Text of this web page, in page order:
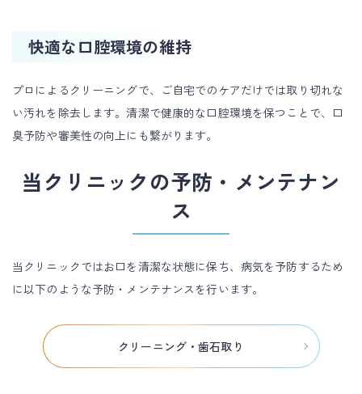
快適な口腔環境の維持
プロによるクリーニングで、ご自宅でのケアだけでは取り切れな
い汚れを除去します。清潔で健康的な口腔環境を保つことで、口
臭予防や審美性の向上にも繋がります。
当クリニックの予防・メンテナン
ス
当クリニックではお口を清潔な状態に保ち、病気を予防するため
に以下のような予防・メンテナンスを行います。
クリーニング・歯石取り